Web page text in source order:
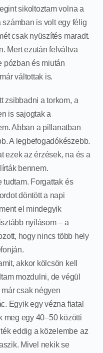
sikoltoztam volna a
is volt egy félig
csak nyüszítés maradt.
Mert ezután felváltva
pózban és miután
váltottak is.
zsibbadni a torkom, a
is sajogtak a
Abban a pillanatban
A legbefogadókészebb.
ezek az érzések, na és a
bennem.
tudtam. Forgattak és
döntött a napi
el mindegyik
nyílásom – a
hogy nincs több hely
akkor kölcsön kell
mozdulni, de végül
csak négyen
Egyik egy vézna fiatal
meg egy 40–50 közötti
eddig a közelembe az
Mivel nekik se